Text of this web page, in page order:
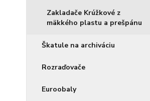
Zakladače Krúžkové z
mäkkého plastu a prešpánu
Škatule na archiváciu
Rozraďovače
Euroobaly